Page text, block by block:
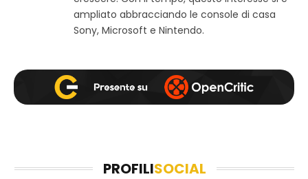
ampliato abbracciando le console di casa
Sony, Microsoft e Nintendo.
PROFILISOCIAL